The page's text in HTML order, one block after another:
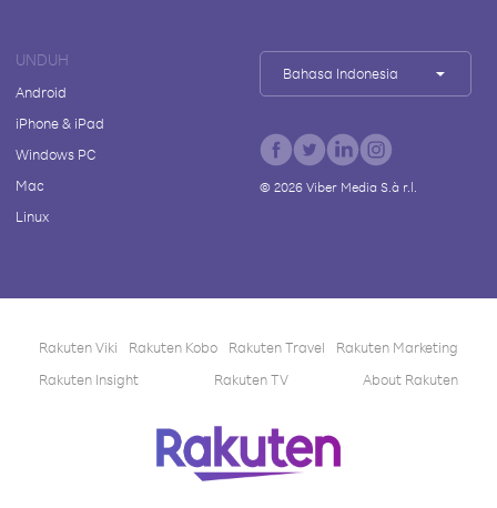
UNDUH
Android
iPhone & iPad
Windows PC
Mac
Linux
Bahasa Indonesia
© 2026Viber Media S.à r.l.
Rakuten Viki Rakuten Kobo Rakuten Travel
Rakuten Marketing
Rakuten Insight
Rakuten TV About Rakuten